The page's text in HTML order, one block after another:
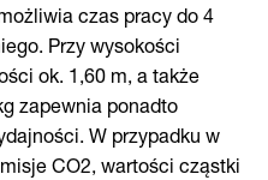
czas pracy do 4
Przy wysokości
ok. 1,60 m, a także
zapewnia ponadto
W przypadku w
CO2, wartości cząstki